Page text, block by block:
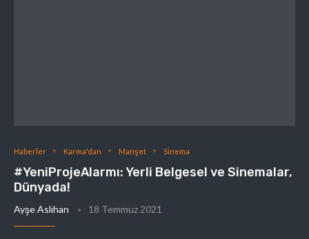
Haberler Karma'dan Manşet Sinema
#YeniProjeAlarmı: Yerli Belgesel ve Sinemalar,
Dünyada!
Ayşe Aslıhan 18 Temmuz 2021